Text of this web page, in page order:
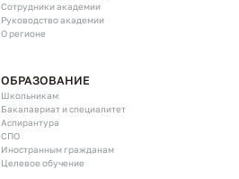
Сотрудники академии
Руководство академии
О регионе
ОБРАЗОВАНИЕ
Школьникам
Бакалавриат и специалитет
Аспирантура
СПО
Иностранным гражданам
Целевое обучение